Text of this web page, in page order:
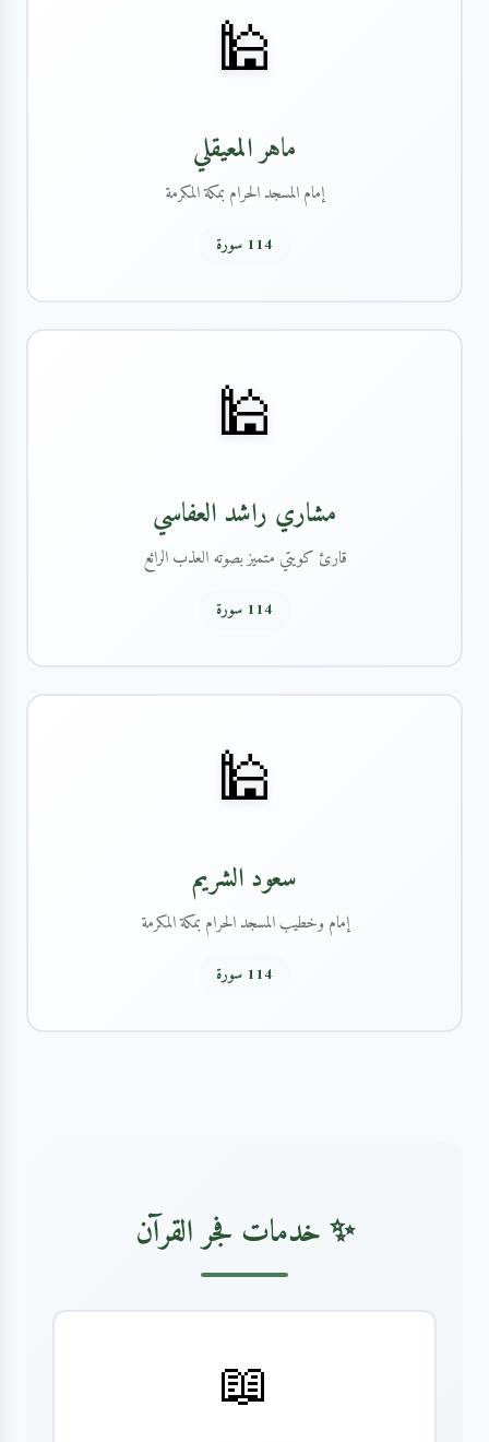
🕌
ماهر المعيقلي
إمام المسجد الحرام بمكة المكرمة
114 سورة
🕌
مشاري راشد العفاسي
قارئ كويتي متميز بصوته العذب الرائع
114 سورة
🕌
سعود الشريم
إمام وخطيب المسجد الحرام بمكة المكرمة
114 سورة
✨ خدمات فجر القرآن
📖